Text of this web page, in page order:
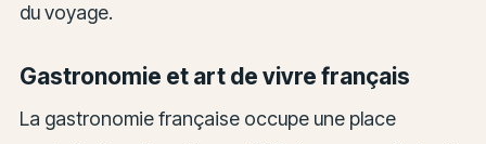
du voyage.
Gastronomie et art de vivre français
La gastronomie française occupe une place